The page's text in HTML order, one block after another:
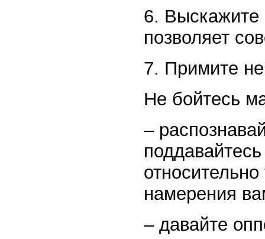
6. Выскажите
позволяет
7. Примите
Не бойтесь
–
намерения
– давайте